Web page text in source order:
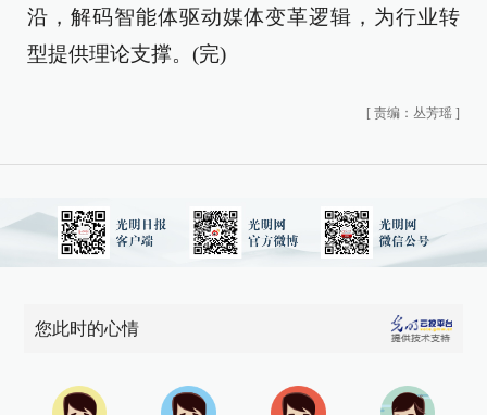
沿，解码智能体驱动媒体变革逻辑，为行业转
型提供理论支撑。(完)
[ 责编：丛芳瑶 ]
您此时的心情